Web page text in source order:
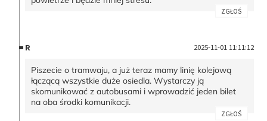
ZGŁOŚ
R 2025-11-01 11:11:12
Piszecie o tramwaju, a już teraz mamy linię kolejową
łączącą wszystkie duże osiedla. Wystarczy ją
skomunikować z autobusami i wprowadzić jeden bilet
na oba środki komunikacji.
ZGŁOŚ